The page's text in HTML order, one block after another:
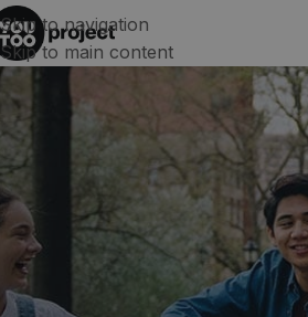
Skip to navigation
Skip to main content